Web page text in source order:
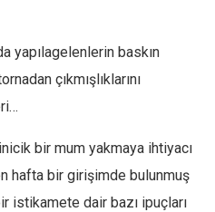
yapılagelenlerin baskın
çıkmışlıklarını
bir mum yakmaya ihtiyacı
hafta bir girişimde bulunmuş
istikamete dair bazı ipuçları